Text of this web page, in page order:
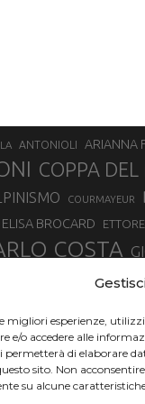
migliori esperienze,
e/o accedere alle
permetterà di elaborare
sito. Non
su alcune
ANTONIOLI ARIANNA
COPPA
COURMAYEUR
ELISA BROCARD
COSTA
LUCA MATTEOTTI
NAZIONALE DI
PSL
BERTAGNA SIMONE